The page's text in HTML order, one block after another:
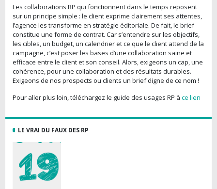
Les collaborations RP qui fonctionnent dans le temps reposent
sur un principe simple : le client exprime clairement ses attentes,
l’agence les transforme en stratégie éditoriale. De fait, le brief
constitue une forme de contrat. Car s’entendre sur les objectifs,
les cibles, un budget, un calendrier et ce que le client attend de la
campagne, c’est poser les bases d’une collaboration saine et
efficace entre le client et son conseil. Alors, exigeons un cap, une
cohérence, pour une collaboration et des résultats durables.
Exigeons de nos prospects ou clients un brief digne de ce nom !
Pour aller plus loin, téléchargez le guide des usages RP à ce lien
LE VRAI DU FAUX DES RP